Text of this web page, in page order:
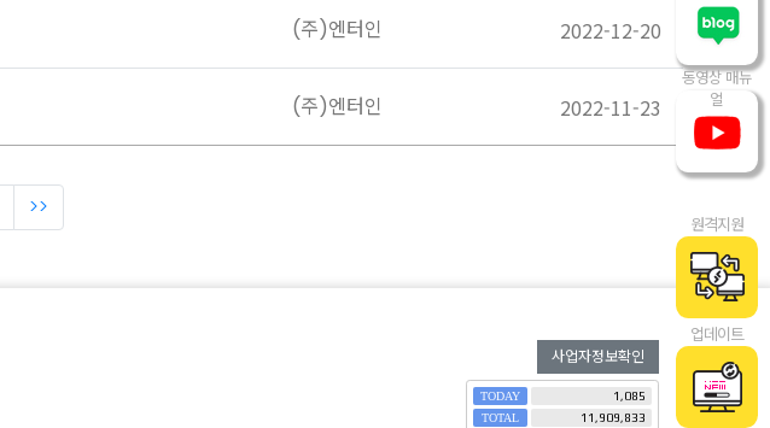
(주)엔터인 2022-12-20
(주)엔터인 2022-11-23
>>
TODAY 1,085
TOTAL 11,909,833
사업자정보확인
동영상 매뉴
얼
원격지원
업데이트